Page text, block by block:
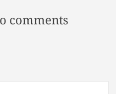
comments